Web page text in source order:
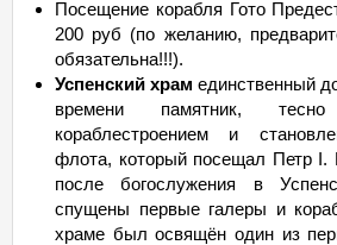
Посещение корабля Гото
200 руб (по желанию,
обязательна!!!).
Успенский храм единственный
времени памятник,
кораблестроением и
флота, который посещал Петр I.
после богослужения в
спущены первые галеры и
храме был освящён один из